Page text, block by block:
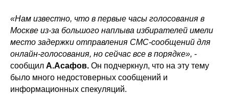
«Нам известно, что в первые часы голосования в
Москве из-за большого наплыва избирателей имели
место задержки отправления СМС-сообщений для
онлайн-голосования, но сейчас все в порядке», -
сообщил А.Асафов. Он подчеркнул, что на эту тему
было много недостоверных сообщений и
информационных спекуляций.